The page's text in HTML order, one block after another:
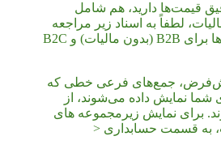
قیمت‌ها دارید، هم شامل
لطفاً به اسناد زیر مراجعه
کنید: مدیریت قیمت‌ها برای B2B (بدون مالیات) و B2C
جمع‌های فرعی خطی که
نمایش داده می‌شوند، از
برای نمایش زیرمجموعه های
به قسمت حسابداری <